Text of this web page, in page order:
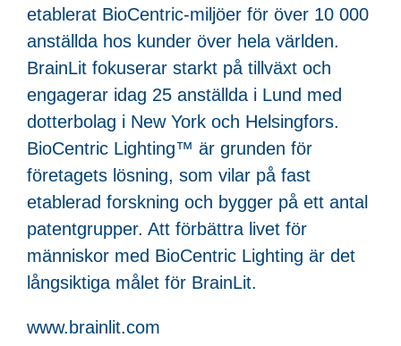
etablerat BioCentric-miljöer för över 10 000
anställda hos kunder över hela världen.
BrainLit fokuserar starkt på tillväxt och
engagerar idag 25 anställda i Lund med
dotterbolag i New York och Helsingfors.
BioCentric Lighting™ är grunden för
företagets lösning, som vilar på fast
etablerad forskning och bygger på ett antal
patentgrupper. Att förbättra livet för
människor med BioCentric Lighting är det
långsiktiga målet för BrainLit.
www.brainlit.com